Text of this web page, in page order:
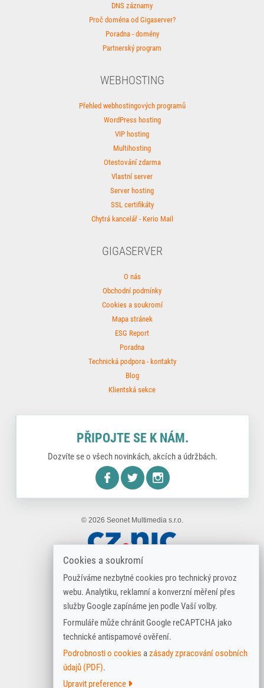
Cookies a soukromí
Používáme nezbytné cookies pro technický provoz
webu. Analytiku, reklamní a konverzní měření přes
služby Google zapínáme jen podle Vaší volby.
Formuláře může chránit Google reCAPTCHA jako
technické antispamové ověření.
Podrobnosti o cookies azásady zpracování osobních
údajů (PDF).
Upravit preference
DNS záznamy
Proč doména od Gigaserver?
Poradna - domény
Partnerský program
WEBHOSTING
Přehled webhostingových programů
WordPress hosting
VIP hosting
Multihosting
Otestování zdarma
Vlastní server
Server hosting
SSL certifikáty
Chytrá kancelář - Kerio Mail
GIGASERVER
O nás
Obchodní podmínky
Cookies a soukromí
Mapa stránek
ESG Report
Poradna
Technická podpora - kontakty
Blog
Klientská sekce
PŘIPOJTE SE K NÁM.
Dozvíte se o všech novinkách, akcích a údržbách.
© 2026 Seonet Multimedia s.r.o.